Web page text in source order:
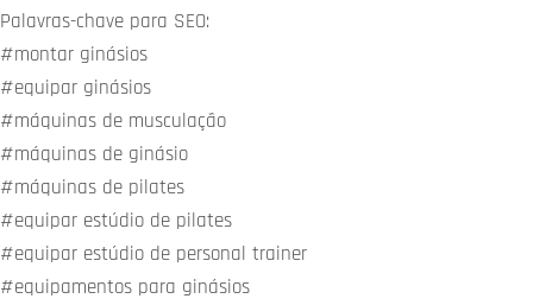
Palavras-chave para SEO:
#montar ginásios
#equipar ginásios
#máquinas de musculação
#máquinas de ginásio
#máquinas de pilates
#equipar estúdio de pilates
#equipar estúdio de personal trainer
#equipamentos para ginásios